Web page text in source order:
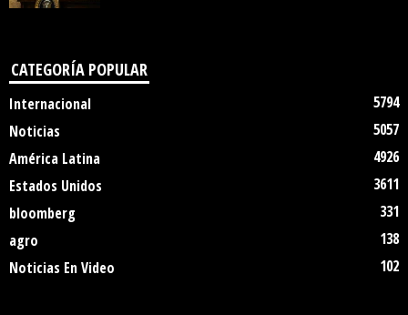
CATEGORÍA POPULAR
Internacional
5794
Noticias
5057
América Latina
4926
Estados Unidos
3611
bloomberg
331
agro
138
Noticias En Video
102